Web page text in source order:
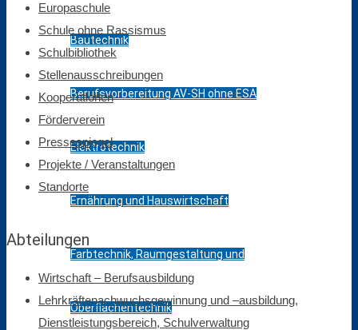
Bautechnik
Berufsvorbereitung AV-SH ohne ESA
Elektrotechnik
Ernährung und Hauswirtschaft
Farbtechnik, Raumgestaltung und
Oberflächentechnik
Europaschule
Schule ohne Rassismus
Schulbibliothek
Stellenausschreibungen
Kooperationen
Förderverein
Pressespiegel
Projekte / Veranstaltungen
Standorte
Abteilungen
Wirtschaft – Berufsausbildung
Lehrkräftenachwuchsgewinnung und –ausbildung,
Dienstleistungsbereich, Schulverwaltung